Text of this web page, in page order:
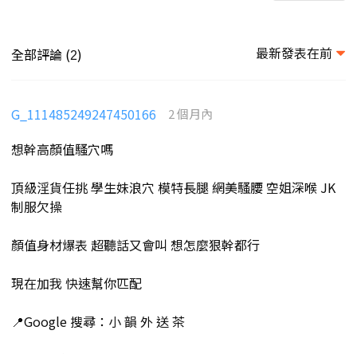
全部評論 (2) 最新發表在前
G_111485249247450166 2 個月內
想幹高顏值騷穴嗎
頂級淫貨任挑 學生妹浪穴 模特長腿 網美騷腰 空姐深喉 JK
制服欠操
顏值身材爆表 超聽話又會叫 想怎麼狠幹都行
現在加我 快速幫你匹配
📍Google 搜尋：小 韻 外 送 茶